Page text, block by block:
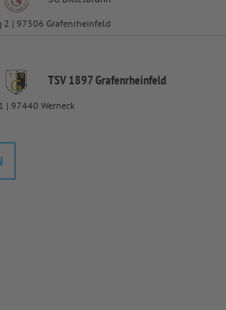
2 | 97506 Grafenrheinfeld
TSV 1897 Grafenrheinfeld
| 97440 Werneck